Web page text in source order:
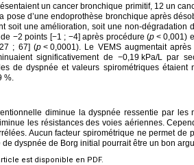
un cancer bronchique primitif, 12 un
pose d’une endoprothèse bronchique après
soit une amélioration, soit une non-dégradation
−2 points [−1 ; −4] après procédure (p < 0,001)
; 67] (p < 0,0001). Le VEMS augmentait
significativement de −0,19 kPa/L par
de dyspnée et valeurs spirométriques étaient
%.
diminue la dyspnée ressentie par les
les résistances des voies aériennes.
Aucun facteur spirométrique ne permet de
dyspnée de Borg initial pourrait être un bon
est disponible en PDF.